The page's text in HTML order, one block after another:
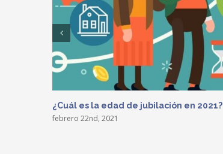
¿Cuál es la edad de jubilación en 2021?
febrero 22nd, 2021